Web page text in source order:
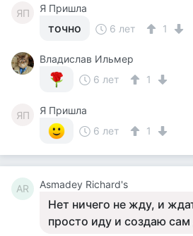
ЯП Я Пришла
точно 6 лет 1
Владислав Ильмер
6 лет
1
ЯП
Я Пришла
6 лет
1
AR Asmadey Richard's
Нет ничего не жду, и
просто иду и создаю сам